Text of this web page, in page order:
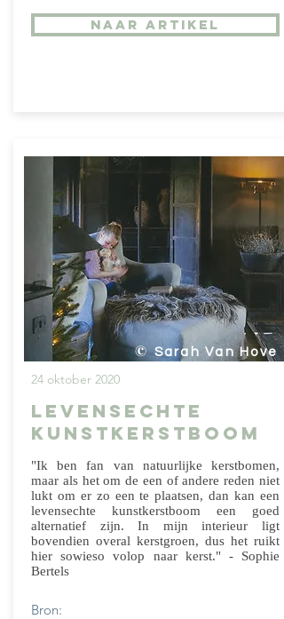
NAAR ARTIKEL
©Sarah Van Hove
24 oktober 2020
Levensechte
kunstkerstboom
"Ik ben fan van natuurlijke kerstbomen,
maar als het om de een of andere reden niet
lukt om er zo een te plaatsen, dan kan een
levensechte kunstkerstboom een goed
alternatief zijn. In mijn interieur ligt
bovendien overal kerstgroen, dus het ruikt
hier sowieso volop naar kerst." - Sophie
Bertels
Bron: